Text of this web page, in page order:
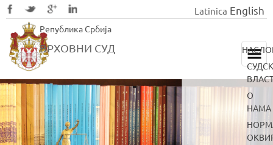
to
main
Република Србија
ВРХОВНИ СУД
Latinica English
О
НАМА